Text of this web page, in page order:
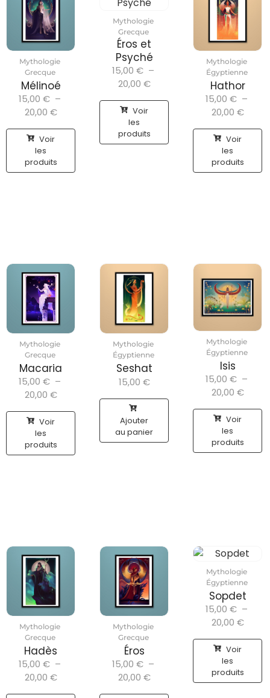
Mythologie
Grecque
Mélinoé
15,00 € –
20,00 €
Voir
les
produits
Mythologie
Grecque
Éros et
Psyché
15,00 € –
20,00 €
Voir
les
produits
Mythologie
Égyptienne
Hathor
15,00 € –
20,00 €
Voir
les
produits
Mythologie
Grecque
Macaria
15,00 € –
20,00 €
Voir
les
produits
Mythologie
Égyptienne
Seshat
15,00 €
Ajouter
au panier
Mythologie
Égyptienne
Isis
15,00 € –
20,00 €
Voir
les
produits
Mythologie
Grecque
Hadès
15,00 € –
20,00 €
Mythologie
Grecque
Éros
15,00 € –
20,00 €
Mythologie
Égyptienne
Sopdet
15,00 € –
20,00 €
Voir
les
produits